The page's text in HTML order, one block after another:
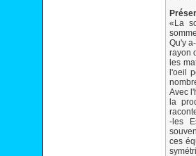
«La
Qu'y
rayon
les
l'oeil
Avec
la
-les
ces